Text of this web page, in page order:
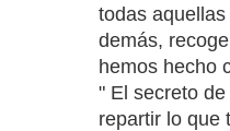
todas
demás,
hemos hecho
" El secreto
repartir lo que